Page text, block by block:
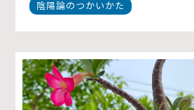
陰陽論のつかいかた